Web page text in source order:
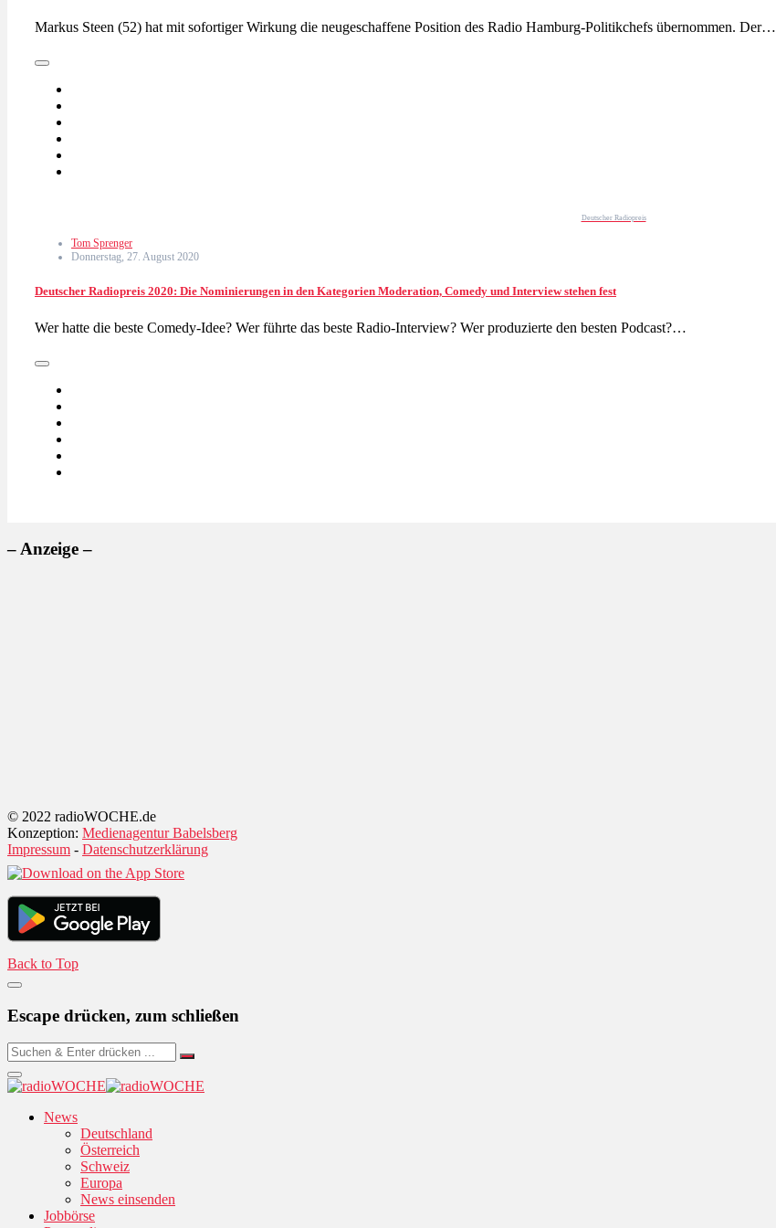
Markus Steen (52) hat mit sofortiger Wirkung die neugeschaffene Position des Radio Hamburg-Politikchefs übernommen. Der…
Deutscher Radiopreis
Tom Sprenger
Donnerstag, 27. August 2020
Deutscher Radiopreis 2020: Die Nominierungen in den Kategorien Moderation, Comedy und Interview stehen fest
Wer hatte die beste Comedy-Idee? Wer führte das beste Radio-Interview? Wer produzierte den besten Podcast?…
– Anzeige –
© 2022 radioWOCHE.de
Konzeption: Medienagentur Babelsberg
Impressum - Datenschutzerklärung
Back to Top
Escape drücken, zum schließen
News
Deutschland
Österreich
Schweiz
Europa
News einsenden
Jobbörse